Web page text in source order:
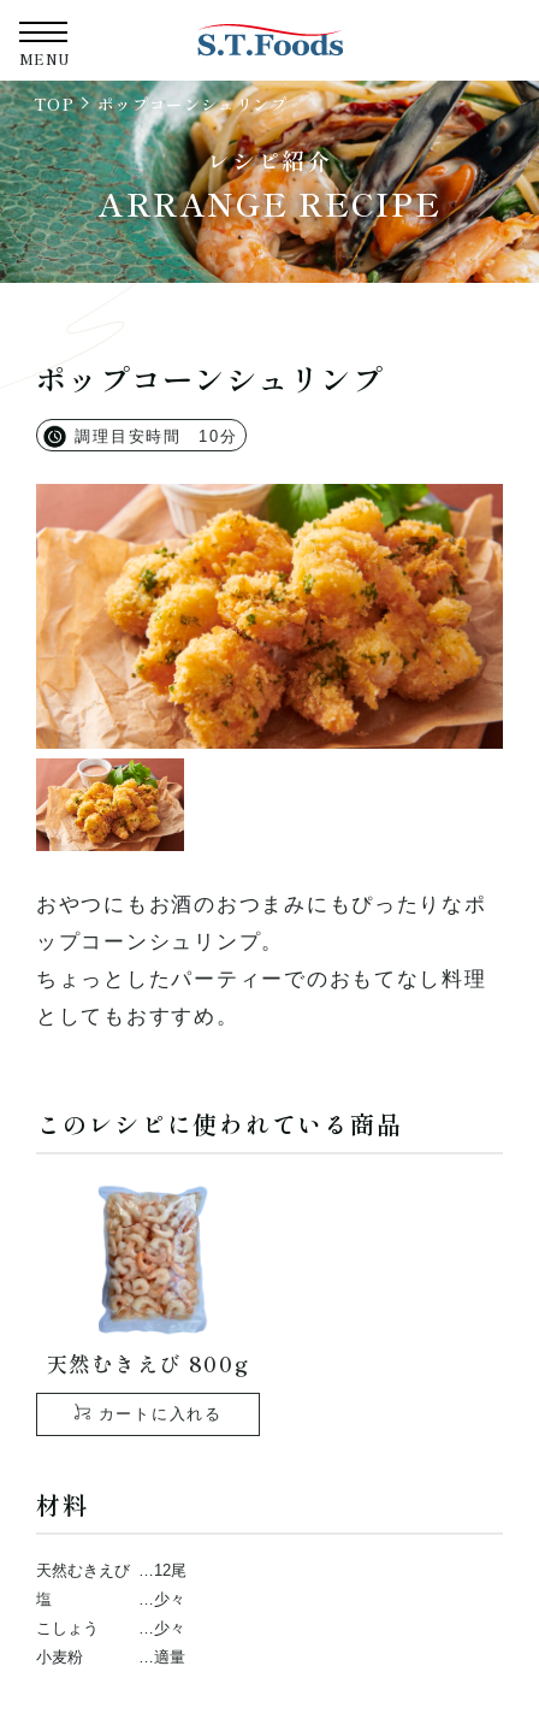
MENU
株式会社エス・テ
TOP ポップコーンシュリンプ
レシピ紹介
ARRANGE RECIPE
ポップコーンシュリンプ
調理目安時間 10分
おやつにもお酒のおつまみにもぴったりなポ
ップコーンシュリンプ。
ちょっとしたパーティーでのおもてなし料理
としてもおすすめ。
このレシピに使われている商品
天然むきえび 800g
カートに入れる
材料
天然むきえび
…12尾
塩
…少々
こしょう
…少々
小麦粉
…適量